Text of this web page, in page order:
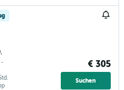
-
€ 305
Suchen